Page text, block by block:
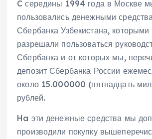
C середины 1994 года в Москве
пользовались денежными
Сбербанка Узбекистана,
разрешали пользоваться
Сбербанка и от которых мы,
депозит Сбербанка России
около 15.000000 (пятнадцать
рублей.
Ha эти денежные средства мы
производили покупку